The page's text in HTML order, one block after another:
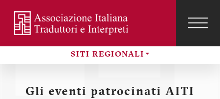
contenuto
principale
SITI REGIONALI
Menu
profilo
utente
Gli eventi patrocinati AITI